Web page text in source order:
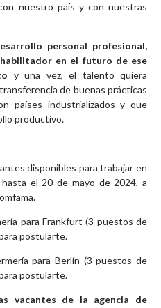
nuestro país y con nuestras
personal profesional,
en el futuro de ese
y una vez, el talento quiera
de buenas prácticas
países industrializados y que
productivo.
disponibles para trabajar en
el 20 de mayo de 2024, a
para Frankfurt (3 puestos de
postularte.
para Berlín (3 puestos de
postularte.
vacantes de la agencia de